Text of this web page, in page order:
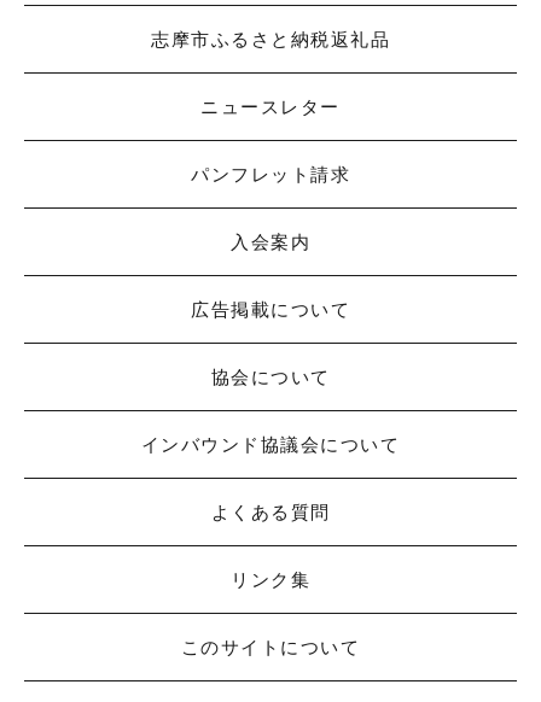
志摩市ふるさと納税返礼品
ニュースレター
パンフレット請求
入会案内
広告掲載について
協会について
インバウンド協議会について
よくある質問
リンク集
このサイトについて